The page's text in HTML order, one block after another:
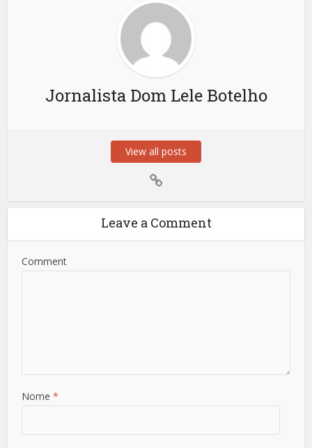
Jornalista Dom Lele Botelho
View all posts
Leave a Comment
Comment
Nome*